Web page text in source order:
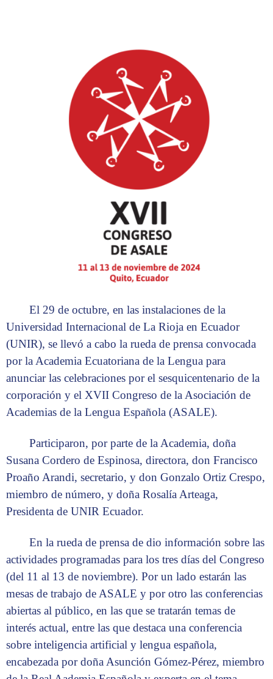
El 29 de octubre, en las instalaciones de la
Universidad Internacional de La Rioja en Ecuador
(UNIR), se llevó a cabo la rueda de prensa convocada
por la Academia Ecuatoriana de la Lengua para
anunciar las celebraciones por el sesquicentenario de la
corporación y el XVII Congreso de la Asociación de
Academias de la Lengua Española (ASALE).
Participaron, por parte de la Academia, doña
Susana Cordero de Espinosa, directora, don Francisco
Proaño Arandi, secretario, y don Gonzalo Ortiz Crespo,
miembro de número, y doña Rosalía Arteaga,
Presidenta de UNIR Ecuador.
En la rueda de prensa de dio información sobre las
actividades programadas para los tres días del Congreso
(del 11 al 13 de noviembre). Por un lado estarán las
mesas de trabajo de ASALE y por otro las conferencias
abiertas al público, en las que se tratarán temas de
interés actual, entre las que destaca una conferencia
sobre inteligencia artificial y lengua española,
encabezada por doña Asunción Gómez-Pérez, miembro